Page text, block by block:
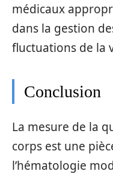
médicaux
dans la gestion
fluctuations de la
Conclusion
La mesure de la
corps est une
l’hématologie